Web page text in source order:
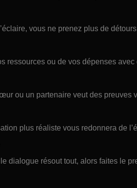
vous ne prenez plus de
ressources ou de vos dépenses
ou un partenaire veut des preuves
plus réaliste vous redonnera de
le dialogue résout tout, alors faites le